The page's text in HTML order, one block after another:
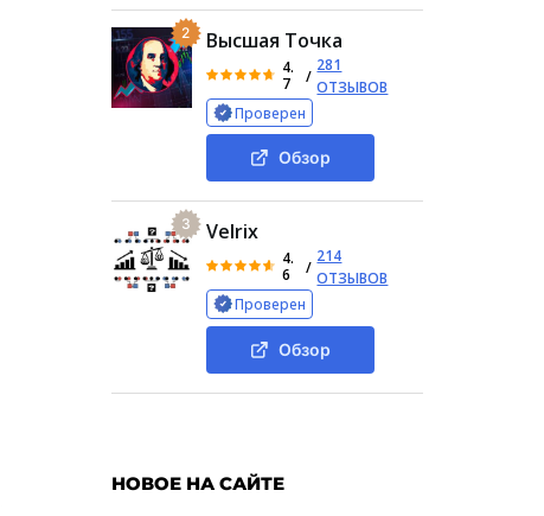
2 Высшая Точка
4.
7
/
281
ОТЗЫВОВ
Проверен
Обзор
3 Velrix
4.
6
/
214
ОТЗЫВОВ
Проверен
Обзор
НОВОЕ НА САЙТЕ